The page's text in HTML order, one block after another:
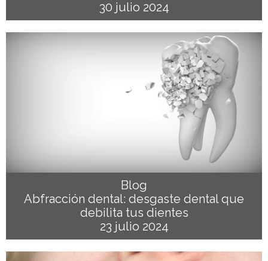
30 julio 2024
Blog
Abfracción dental: desgaste dental que
debilita tus dientes
23 julio 2024